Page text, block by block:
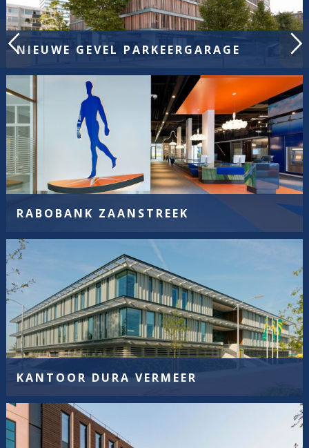
NIEUWE GEVEL PARKEERGARAGE
RABOBANK ZAANSTREEK
KANTOOR DURA VERMEER